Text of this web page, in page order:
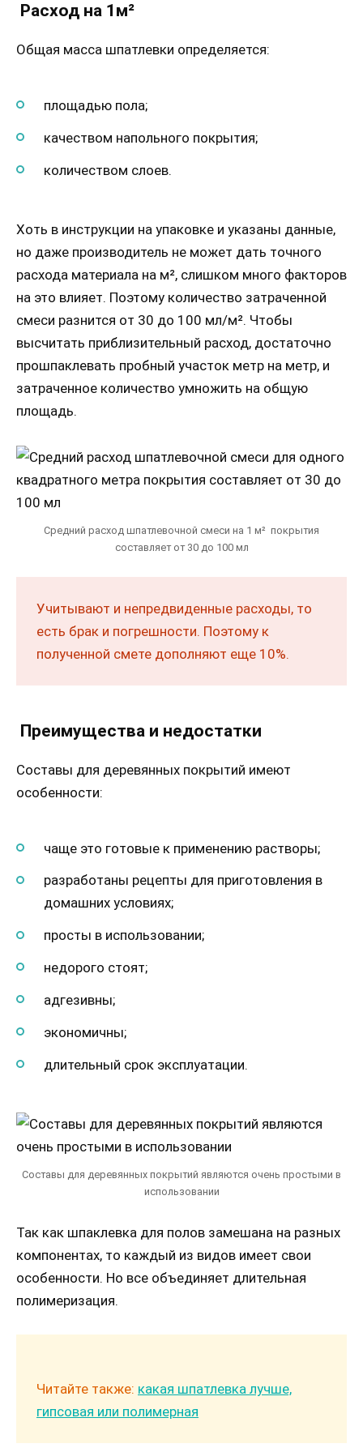
Расход на 1м²
Общая масса шпатлевки определяется:
площадью пола;
качеством напольного покрытия;
количеством слоев.
Хоть в инструкции на упаковке и указаны данные,
но даже производитель не может дать точного
расхода материала на м², слишком много факторов
на это влияет. Поэтому количество затраченной
смеси разнится от 30 до 100 мл/м². Чтобы
высчитать приблизительный расход, достаточно
прошпаклевать пробный участок метр на метр, и
затраченное количество умножить на общую
площадь.
Средний расход шпатлевочной смеси на 1 м² покрытия
составляет от 30 до 100 мл
Учитывают и непредвиденные расходы, то
есть брак и погрешности. Поэтому к
полученной смете дополняют еще 10%.
Преимущества и недостатки
Составы для деревянных покрытий имеют
особенности:
чаще это готовые к применению растворы;
разработаны рецепты для приготовления в
домашних условиях;
просты в использовании;
недорого стоят;
адгезивны;
экономичны;
длительный срок эксплуатации.
Составы для деревянных покрытий являются очень простыми в
использовании
Так как шпаклевка для полов замешана на разных
компонентах, то каждый из видов имеет свои
особенности. Но все объединяет длительная
полимеризация.
Читайте также: какая шпатлевка лучше,
гипсовая или полимерная